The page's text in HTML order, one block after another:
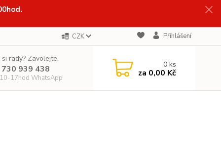
CZK Přihlášení
rady? Zavolejte.
939 438
17hod WhatsApp
0ks
za 0,00 Kč